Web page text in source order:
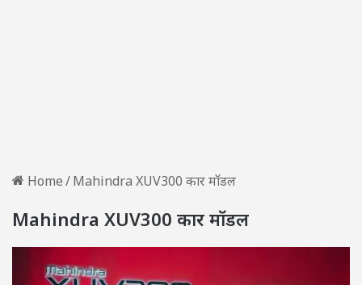
Home/Mahindra XUV300 कार मॉडल
Mahindra XUV300 कार मॉडल